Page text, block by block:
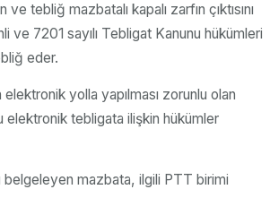
tebliğ mazbatalı kapalı zarfın çıktısını
ve 7201 sayılı Tebligat Kanunu hükümleri
eder.
yolla yapılması zorunlu olan
elektronik tebligata ilişkin hükümler
mazbata, ilgili PTT birimi